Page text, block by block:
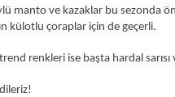
manto ve kazaklar bu sezonda
külotlu çoraplar için de geçerli.
renkleri ise başta hardal